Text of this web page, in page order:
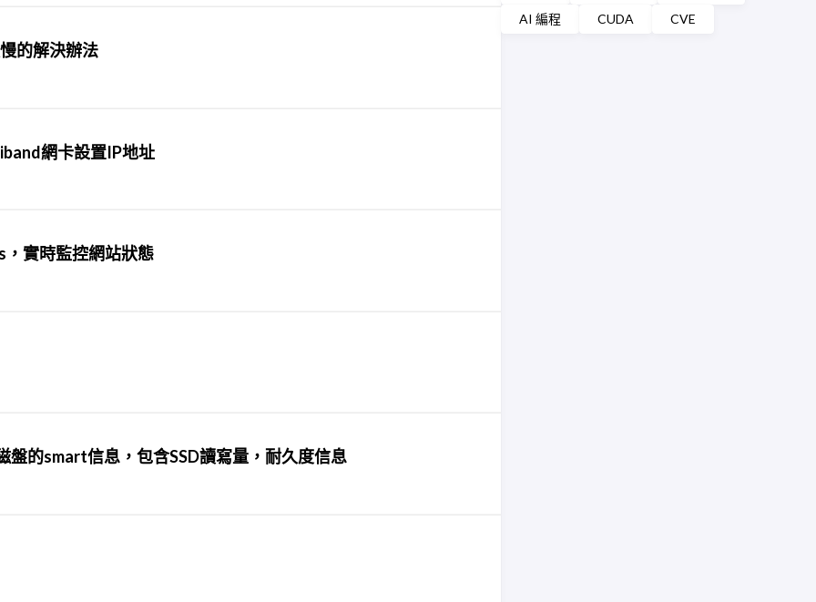
AI 編程
CUDA CVE
的解決辦法
網卡設置IP地址
實時監控網站狀態
盤的smart信息，包含SSD讀寫量，耐久度信息